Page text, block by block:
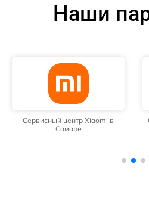
Наши
Сервисный центр Xiaomi в
Самаре